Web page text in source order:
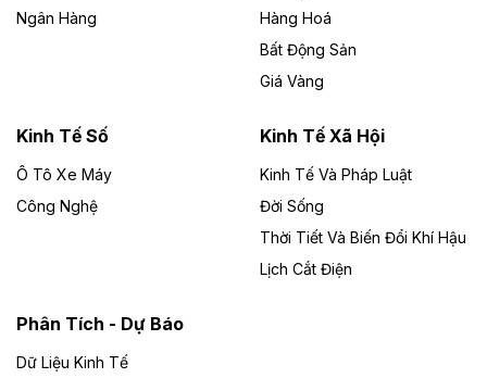
phần Tập đoàn Đức Long Gia Lai (HoSE: DLG) được
Gia Lai với tổng vốn hơn 4.750 tỷ đồng.
Đồng Nai cho thuê gần 59 ha đất làm khu
công nghiệp ở Long Thành
UBND TP Đồng Nai cho Công ty Amata thuê gần 59 ha
đất để đầu tư khu công nghiệp công nghệ cao Long
Đề xuất hỗ trợ 20.000 tỷ đồng làm cao tốc
Thái Nguyên - Lạng Sơn
Ngân Hàng
Hàng Hoá
Bất Động Sản
Giá Vàng
Kinh Tế Số
Ô Tô Xe Máy
Công Nghệ
Kinh Tế Xã Hội
Kinh Tế Và Pháp Luật
Đời Sống
Thời Tiết Và Biến Đổi Khí Hậu
Lịch Cắt Điện
Phân Tích - Dự Báo
Dữ Liệu Kinh Tế